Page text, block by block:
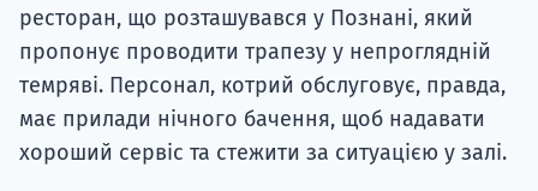
ресторан, що розташувався у Познані, який
пропонує проводити трапезу у непроглядній
темряві. Персонал, котрий обслуговує, правда,
має прилади нічного бачення, щоб надавати
хороший сервіс та стежити за ситуацією у залі.